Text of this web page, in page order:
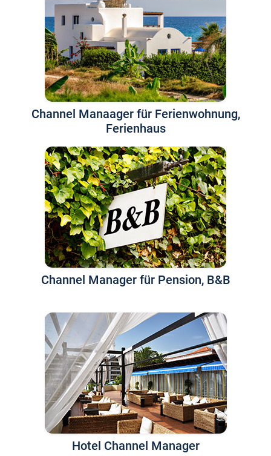
Channel Manaager für Ferienwohnung,
Ferienhaus
Channel Manager für Pension, B&B
Hotel Channel Manager